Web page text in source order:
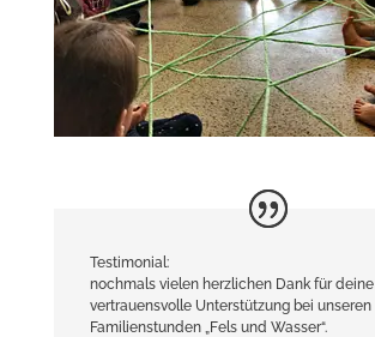
Testimonial:
nochmals vielen herzlichen Dank für deine
vertrauensvolle Unterstützung bei unseren
Familienstunden „Fels und Wasser“.